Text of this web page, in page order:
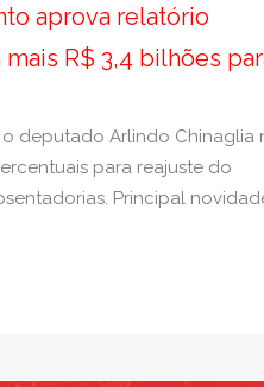
aprova relatório
R$ 3,4 bilhões
deputado Arlindo Chinaglia
para reajuste do
Principal